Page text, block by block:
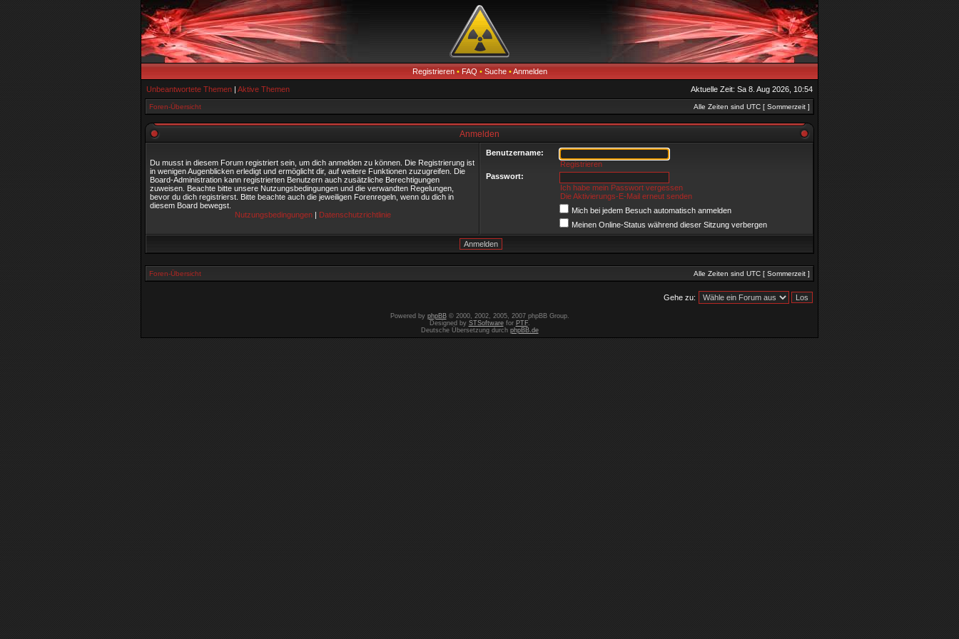
Registrieren• FAQ • Suche•Anmelden
Unbeantwortete Themen | Aktive Themen Aktuelle Zeit: Sa 8. Aug 2026, 10:54
Foren-Übersicht Alle Zeiten sind UTC [ Sommerzeit ]
Anmelden
Du musst in diesem Forum registriert sein, um dich anmelden zu können. Die Registrierung ist
in wenigen Augenblicken erledigt und ermöglicht dir, auf weitere Funktionen zuzugreifen. Die
Board-Administration kann registrierten Benutzern auch zusätzliche Berechtigungen
zuweisen. Beachte bitte unsere Nutzungsbedingungen und die verwandten Regelungen,
bevor du dich registrierst. Bitte beachte auch die jeweiligen Forenregeln, wenn du dich in
diesem Board bewegst.
Nutzungsbedingungen| Datenschutzrichtlinie
Benutzername:
Registrieren
Passwort:
Ich habe mein Passwort vergessen
Die Aktivierungs-E-Mail erneut senden
Mich bei jedem Besuch automatisch anmelden
Meinen Online-Status während dieser Sitzung verbergen
Foren-Übersicht Alle Zeiten sind UTC [ Sommerzeit ]
Gehe zu:
Powered by phpBB© 2000, 2002, 2005, 2007 phpBB Group.
Designed by STSoftwarefor PTF.
Deutsche Übersetzung durch phpBB.de